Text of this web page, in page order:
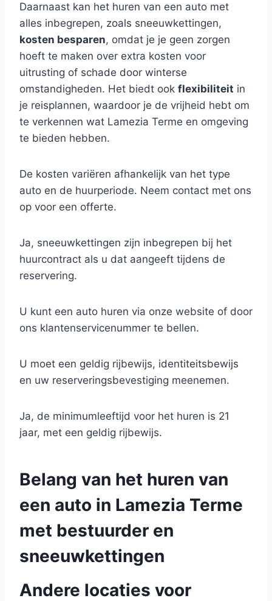
Daarnaast kan het huren van een auto met
alles inbegrepen, zoals sneeuwkettingen,
kosten besparen, omdat je je geen zorgen
hoeft te maken over extra kosten voor
uitrusting of schade door winterse
omstandigheden. Het biedt ook flexibiliteit in
je reisplannen, waardoor je de vrijheid hebt om
te verkennen wat Lamezia Terme en omgeving
te bieden hebben.
De kosten variëren afhankelijk van het type
auto en de huurperiode. Neem contact met ons
op voor een offerte.
Ja, sneeuwkettingen zijn inbegrepen bij het
huurcontract als u dat aangeeft tijdens de
reservering.
U kunt een auto huren via onze website of door
ons klantenservicenummer te bellen.
U moet een geldig rijbewijs, identiteitsbewijs
en uw reserveringsbevestiging meenemen.
Ja, de minimumleeftijd voor het huren is 21
jaar, met een geldig rijbewijs.
Belang van het huren van
een auto in Lamezia Terme
met bestuurder en
sneeuwkettingen
Andere locaties voor